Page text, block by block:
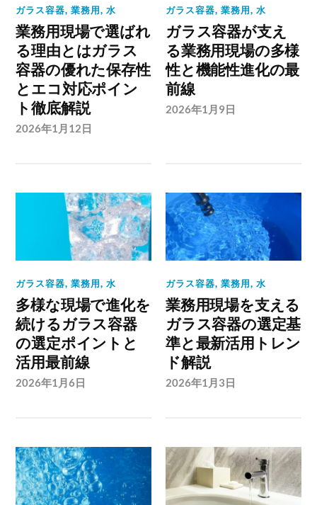
ガラス容器,業務用,水
業務用現場で選ばれ
る理由とはガラス
容器の優れた保存性
とエコ対応ポイン
ト徹底解説
2026年1月12日
ガラス容器,業務用,水
ガラス容器が支え
る業務用現場の多様
性と機能性進化の最
前線
2026年1月9日
ガラス容器,業務用,水
多様な現場で進化を
続けるガラス容器
の選定ポイントと
活用最前線
2026年1月6日
ガラス容器,業務用,水
業務用現場を支える
ガラス容器の選定基
準と最新活用トレン
ド解説
2026年1月3日